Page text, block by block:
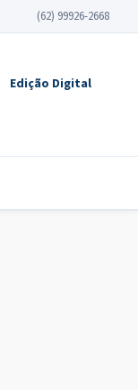
(62) 99926-2668
Edição Digital